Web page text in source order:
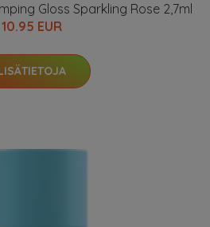
Gloss Sparkling Rose 2,7ml
10.95 EUR